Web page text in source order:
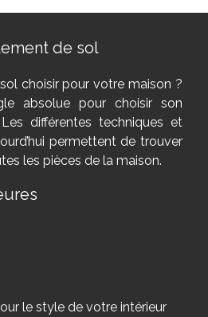
de sol
choisir pour votre maison ?
absolue pour choisir son
différentes techniques et
permettent de trouver
les pièces de la maison.
le style de votre intérieur